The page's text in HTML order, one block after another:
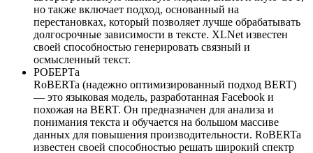
но также включает подход, основанный на
перестановках, который позволяет лучше обрабатывать
долгосрочные зависимости в тексте. XLNet известен
своей способностью генерировать связный и
осмысленный текст.
РОБЕРТа
RoBERTa (надежно оптимизированный подход BERT)
— это языковая модель, разработанная Facebook и
похожая на BERT. Он предназначен для анализа и
понимания текста и обучается на большом массиве
данных для повышения производительности. RoBERTa
известен своей способностью решать широкий спектр